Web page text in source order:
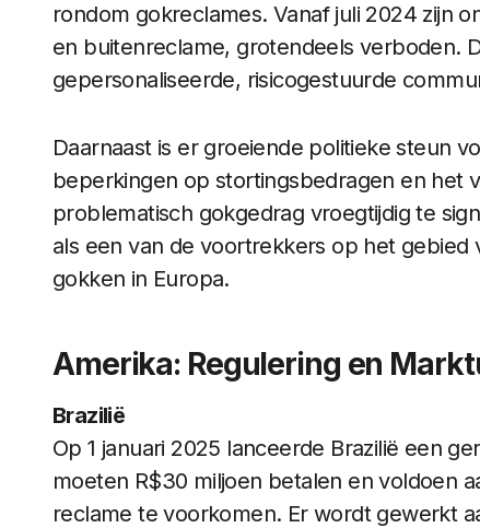
rondom gokreclames. Vanaf juli 2024 zijn
en buitenreclame, grotendeels verboden.
gepersonaliseerde, risicogestuurde
Daarnaast is er groeiende politieke steun
beperkingen op stortingsbedragen en het
problematisch gokgedrag vroegtijdig te
als een van de voortrekkers op het
gokken in Europa.
Amerika: Regulering en
Brazilië
Op 1 januari 2025 lanceerde Brazilië een
moeten R$30 miljoen betalen en voldoen
reclame te voorkomen. Er wordt gewerkt